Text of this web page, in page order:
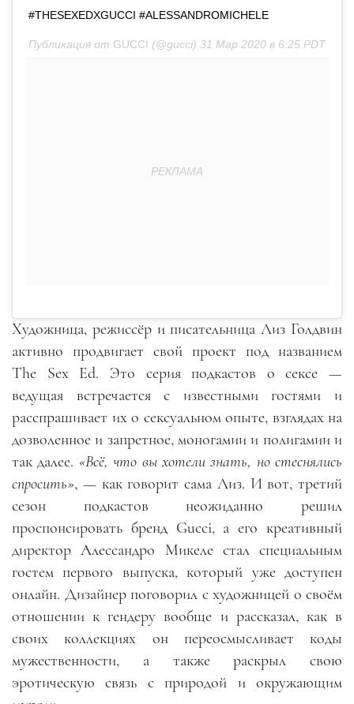
#THESEXEDXGUCCI #ALESSANDROMICHELE
Публикация от GUCCI (@gucci) 31 Мар 2020 в 6:25 PDT
Художница, режиссёр и писательница Лиз Голдвин
активно продвигает свой проект под названием
The Sex Ed. Это серия подкастов о сексе —
ведущая встречается с известными гостями и
расспрашивает их о сексуальном опыте, взглядах на
дозволенное и запретное, моногамии и полигамии и
так далее. «Всё, что вы хотели знать, но стеснялись
спросить», — как говорит сама Лиз. И вот, третий
сезон подкастов неожиданно решил
проспонсировать бренд Gucci, а его креативный
директор Алессандро Микеле стал специальным
гостем первого выпуска, который уже доступен
онлайн. Дизайнер поговорил с художницей о своём
отношении к гендеру вообще и рассказал, как в
своих коллекциях он переосмысливает коды
мужественности, а также раскрыл свою
эротическую связь с природой и окружающим